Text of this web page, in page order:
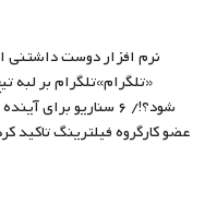
«تلگرام»تلگرام بر لبه
شود؟!/ 6 سناریو برای
عضو کارگروه فیلترینگ تاکید